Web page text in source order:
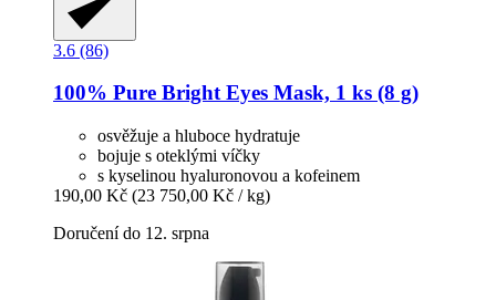
3.6 (86)
100% Pure Bright Eyes Mask, 1 ks (8 g)
osvěžuje a hluboce hydratuje
bojuje s oteklými víčky
s kyselinou hyaluronovou a kofeinem
190,00 Kč (23 750,00 Kč / kg)
Doručení do 12. srpna